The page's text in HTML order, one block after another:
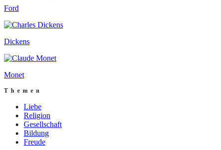
Ford
Dickens
Monet
Themen
Liebe
Religion
Gesellschaft
Bildung
Freude